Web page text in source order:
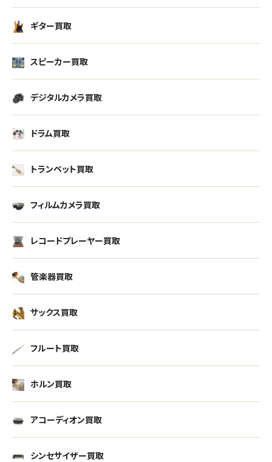
ギター買取
スピーカー買取
デジタルカメラ買取
ドラム買取
トランペット買取
フィルムカメラ買取
レコードプレーヤー買取
管楽器買取
サックス買取
フルート買取
ホルン買取
アコーディオン買取
シンセサイザー買取